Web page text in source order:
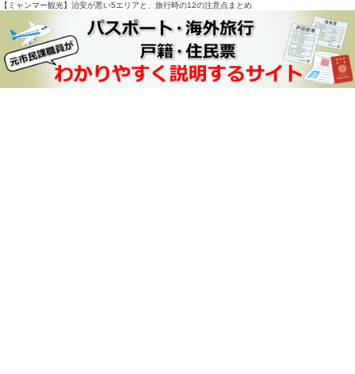
【ミャンマー観光】治安が悪い5エリアと、旅行時の12の注意点まとめ